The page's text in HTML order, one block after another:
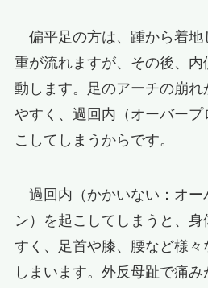
偏平足の方は、踵から着地
重が流れますが、その後、
動します。足のアーチの崩
やすく、過回内（オーバープ
こしてしまうからです。
過回内（かかいない：オー
ン）を起こしてしまうと、
すく、足首や膝、腰など様々
しまいます。外反母趾で痛